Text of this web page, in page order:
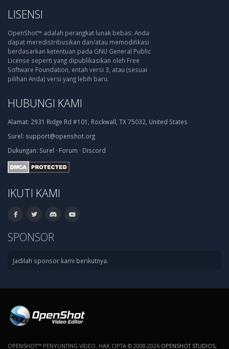
LISENSI
OpenShot™ adalah perangkat lunak bebas: Anda
dapat meredistribusikan dan/atau memodifikasi
berdasarkan ketentuan pada GNU General Public
License seperti yang dipublikasikan oleh Free
Software Foundation, entah versi 3, atau (sesuai
pilihan Anda) versi yang lebih baru.
HUBUNGI KAMI
Alamat: 2931 Ridge Rd #101, Rockwall, TX 75032, United States
Surel: support@openshot.org
Dukungan: Surel · Forum · Discord
IKUTI KAMI
SPONSOR
Jadilah sponsor kami berikutnya.
OPENSHOT™ PENYUNTING VIDEO. HAK CIPTA © 2008-2026 OPENSHOT STUDIOS,